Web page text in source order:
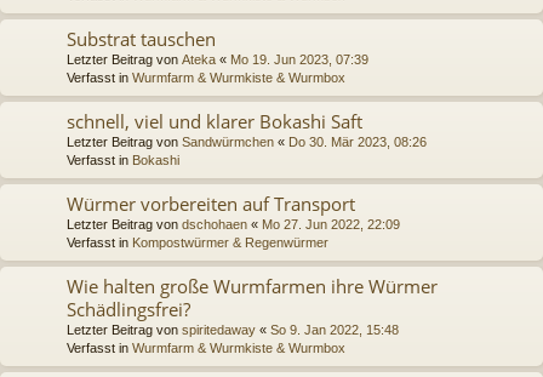
Substrat tauschen
Letzter Beitrag von Ateka « Mo 19. Jun 2023, 07:39
Verfasst in Wurmfarm & Wurmkiste & Wurmbox
schnell, viel und klarer Bokashi Saft
Letzter Beitrag von Sandwürmchen « Do 30. Mär 2023, 08:26
Verfasst in Bokashi
Würmer vorbereiten auf Transport
Letzter Beitrag von dschohaen « Mo 27. Jun 2022, 22:09
Verfasst in Kompostwürmer & Regenwürmer
Wie halten große Wurmfarmen ihre Würmer
Schädlingsfrei?
Letzter Beitrag von spiritedaway « So 9. Jan 2022, 15:48
Verfasst in Wurmfarm & Wurmkiste & Wurmbox